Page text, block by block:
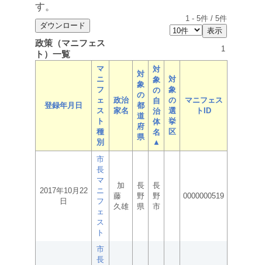
す。
1 - 5件 / 5件
政策（マニフェス
ト）一覧
1
登録年月日
マ
ニ
フ
ェ
ス
ト
種
別
政治
家名
対
象
の
都
道
府
県
対
象
の
自
治
体
名
▲
対
象
の
選
挙
区
マニフェス
トID
2017年10月22
日
市
長
マ
ニ
フ
ェ
ス
ト
加
藤
久雄
長
野
県
長
野
市
0000000519
市
長